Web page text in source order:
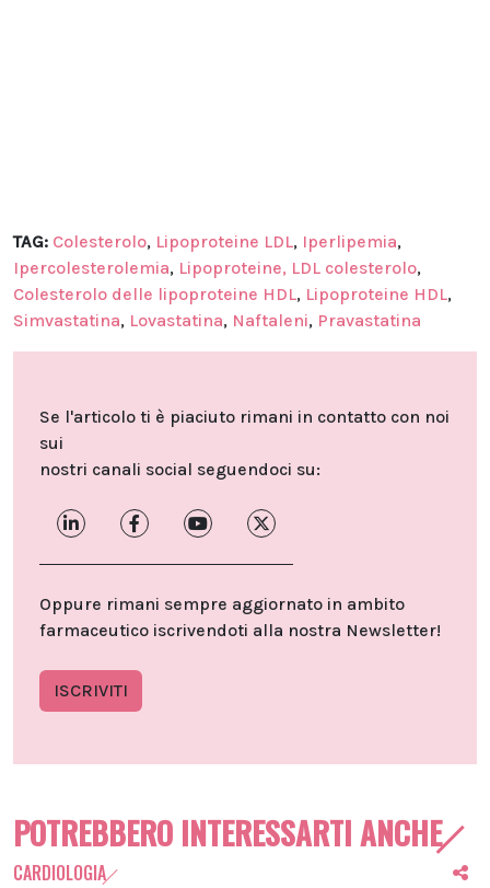
TAG: Colesterolo, Lipoproteine LDL, Iperlipemia,
Ipercolesterolemia, Lipoproteine, LDL colesterolo,
Colesterolo delle lipoproteine HDL, Lipoproteine HDL,
Simvastatina, Lovastatina, Naftaleni, Pravastatina
Se l'articolo ti è piaciuto rimani in contatto con noi
sui
nostri canali social seguendoci su:
Oppure rimani sempre aggiornato in ambito
farmaceutico iscrivendoti alla nostra Newsletter!
ISCRIVITI
POTREBBERO INTERESSARTI ANCHE
CARDIOLOGIA